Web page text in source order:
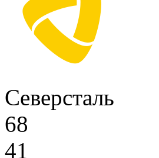
Северсталь
68
41